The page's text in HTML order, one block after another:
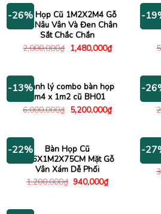
1,180,000₫.
-26%
Bàn Họp Cũ 1M2X2M4 Gỗ
Màu Nâu Vân Và Đen Chân
Sắt Chắc Chắn
2,000,000₫ Giá
gốc
1,480,000₫Giá
hiện
1,480,000₫.
-
-13%Thanh lý combo bàn họp
2m4 x 1m2 cũ BH01
6,000,000₫ Giá
gốc
5,200,000₫Giá
hiện
5,200,000₫.
-
-22%
Bàn Họp Cũ
1M6X1M2X75CM Mặt Gỗ
Vân Xám Dễ Phối
1,200,000₫ Giá
940,000₫Giá
hiện
-